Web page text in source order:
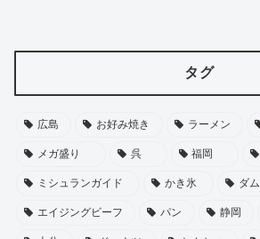
タグ
広島 お好み焼き ラーメン
メガ盛り 呉 福岡
ミシュランガイド かき氷 ダム
エイジングビーフ パン 静岡